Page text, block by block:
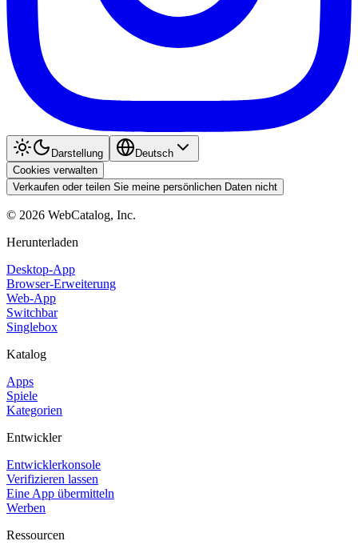
Darstellung
Deutsch
Cookies verwalten
Verkaufen oder teilen Sie meine persönlichen Daten nicht
© 2026 WebCatalog, Inc.
Herunterladen
Desktop-App
Browser-Erweiterung
Web-App
Switchbar
Singlebox
Katalog
Apps
Spiele
Kategorien
Entwickler
Entwicklerkonsole
Verifizieren lassen
Eine App übermitteln
Werben
Ressourcen